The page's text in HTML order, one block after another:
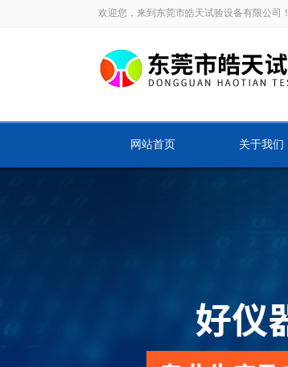
欢迎您，来到东莞市皓天试验设备有限公司！
网站首页 关于我们